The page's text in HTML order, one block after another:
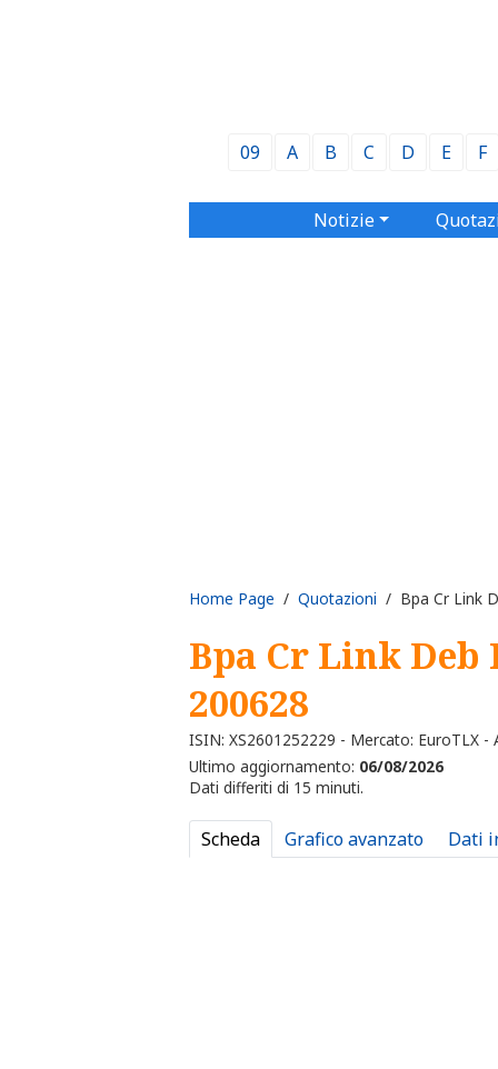
09 A B C D E F
Notizie
Home Page / Quotazioni / Bpa Cr Link
Bpa Cr Link Deb
200628
ISIN: XS2601252229 - Mercato: EuroTLX -
Ultimo aggiornamento: 06/08/2026
Dati differiti di 15 minuti.
Scheda Grafico avanzato Dati